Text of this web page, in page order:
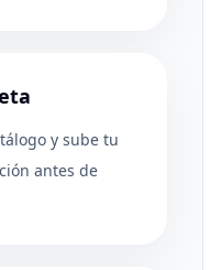
y sube tu
antes de